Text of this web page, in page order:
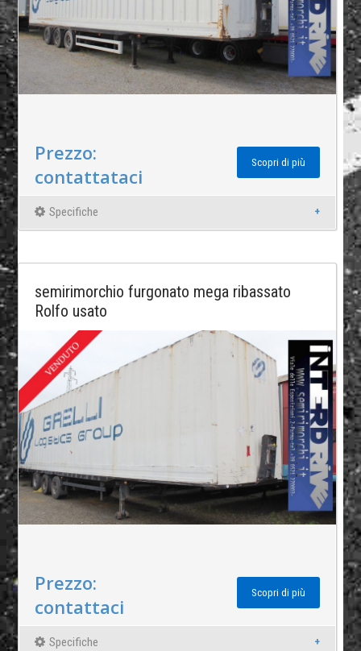
Prezzo:
contattataci
Scopri di più
Specifiche
semirimorchio furgonato mega ribassato
Rolfo usato
Prezzo:
contattaci
Scopri di più
Specifiche